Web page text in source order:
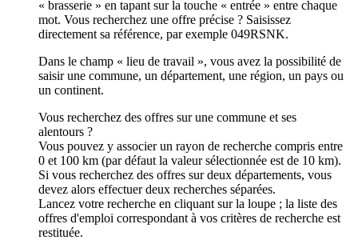
« brasserie » en tapant sur la touche « entrée » entre chaque
mot. Vous recherchez une offre précise ? Saisissez
directement sa référence, par exemple 049RSNK.
Dans le champ « lieu de travail », vous avez la possibilité de
saisir une commune, un département, une région, un pays ou
un continent.
Vous recherchez des offres sur une commune et ses
alentours ?
Vous pouvez y associer un rayon de recherche compris entre
0 et 100 km (par défaut la valeur sélectionnée est de 10 km).
Si vous recherchez des offres sur deux départements, vous
devez alors effectuer deux recherches séparées.
Lancez votre recherche en cliquant sur la loupe ; la liste des
offres d'emploi correspondant à vos critères de recherche est
restituée.